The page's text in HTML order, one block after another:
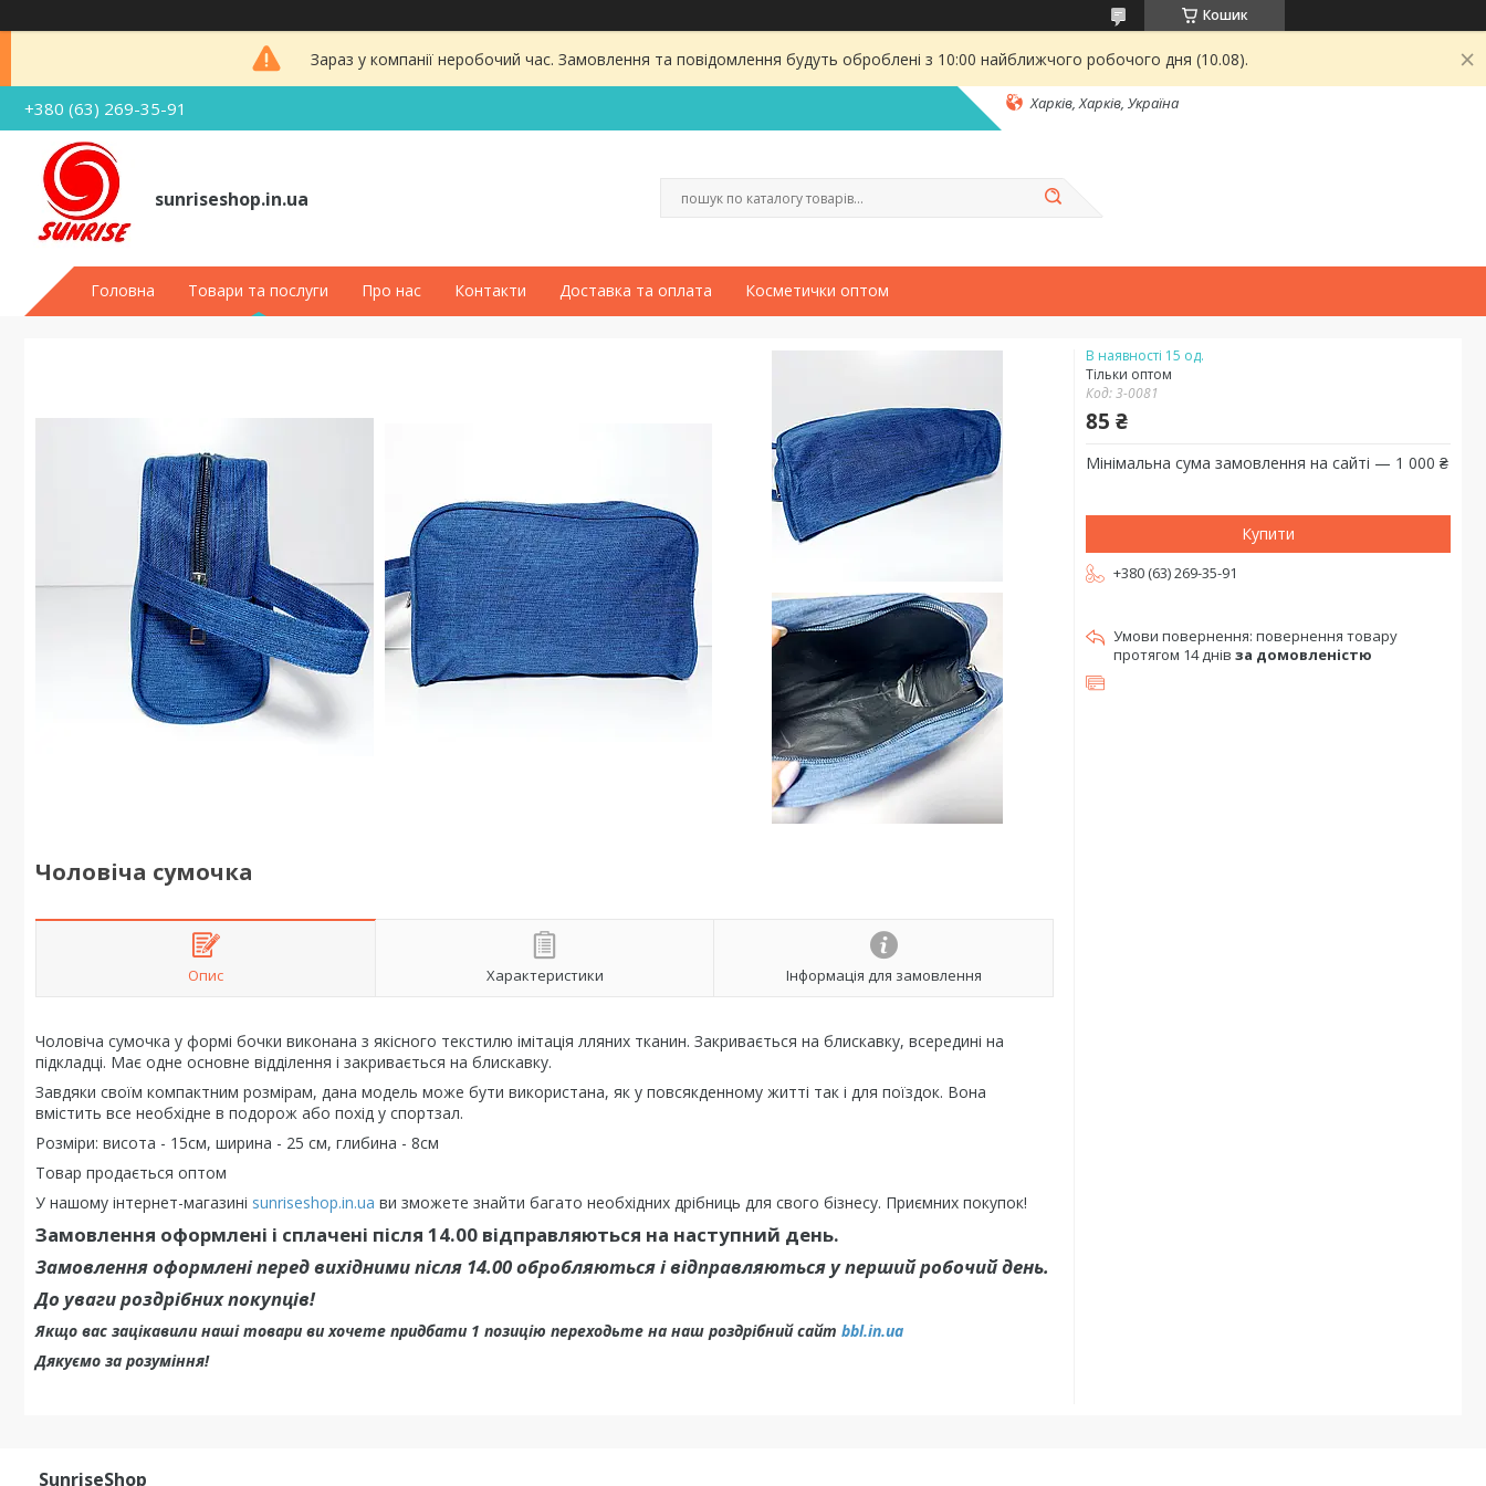
Кошик
Зараз у компанії неробочий час. Замовлення та повідомлення будуть оброблені з 10:00 найближчого робочого дня (10.08).
+380 (63) 269-35-91 Харків, Харків, Україна
sunriseshop.in.ua
Головна Товари та послуги Про нас Контакти Доставка та оплата Косметички оптом
Чоловіча сумочка
Опис Характеристики Інформація для замовлення
Чоловіча сумочка у формі бочки виконана з якісного текстилю імітація лляних тканин. Закривається на блискавку, всередині на
підкладці. Має одне основне відділення і закривається на блискавку.
Завдяки своїм компактним розмірам, дана модель може бути використана, як у повсякденному житті так і для поїздок. Вона
вмістить все необхідне в подорож або похід у спортзал.
Розміри: висота - 15см, ширина - 25 см, глибина - 8см
Товар продається оптом
У нашому інтернет-магазині sunriseshop.in.ua ви зможете знайти багато необхідних дрібниць для свого бізнесу. Приємних покупок!
Замовлення оформлені і сплачені після 14.00 відправляються на наступний день.
Замовлення оформлені перед вихідними після 14.00 обробляються і відправляються у перший робочий день.
До уваги роздрібних покупців!
Якщо вас зацікавили наші товари ви хочете придбати 1 позицію переходьте на наш роздрібний сайт bbl.in.ua
Дякуємо за розуміння!
В наявності 15 од.
Тільки оптом
Код:3-0081
85 ₴
Мінімальна сума замовлення на сайті — 1 000 ₴
Купити
+380 (63) 269-35-91
повернення товару
протягом 14 днів за домовленістю
SunriseShop